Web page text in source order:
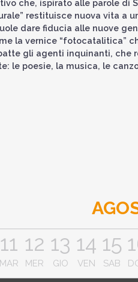
che, ispirato alle parole di
restituisce nuova vita a
dare fiducia alle nuove
la vernice “fotocatalitica”
gli agenti inquinanti, che
le poesie, la musica, le
11
MAR
12
MER
13
GIO
14
VEN
15
SAB